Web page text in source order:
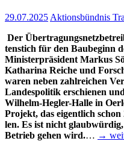
29.07.2025 Aktionsbündnis
Der
ten­stich für den Bau­be­ginn
Minis­ter­prä­si­dent Mar­kus
Katha­ri­na Rei­che und
waren neben zahl­rei­chen
Lan­des­po­li­tik erschie­nen
Wil­helm-Heg­­ler-Hal­­le in
Pro­jekt, das eigent­lich
len. Es ist nicht
Betrieb gehen wird.… →